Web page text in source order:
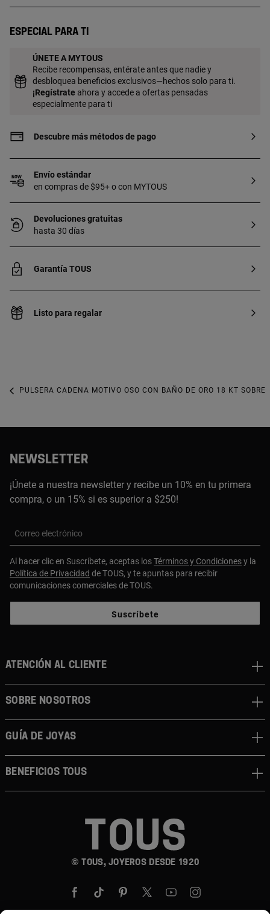
deslizante. Pieza fabricada con plata de
y 3 micras de espesor. Esta calidad
garantiza una mayor durabilidad de la
joya. Nota: Pieza elaborada con gemas
creadas en laboratorio.
Especial para ti
ÚNETE A MYTOUS
Recibe recompensas, entérate antes que nadie y
desbloquea beneficios exclusivos—hechos solo para ti.
¡Regístrate ahora y accede a ofertas pensadas
especialmente para ti
Descubre más métodos de pago
Envío estándar
en compras de $95+ o con MYTOUS
Devoluciones gratuitas
hasta 30 días
Garantía TOUS
Listo para regalar
PULSERA CADENA MOTIVO OSO CON BAÑO DE ORO 18 KT
NEWSLETTER
¡Únete a nuestra newsletter y recibe un 10% en tu primera
compra, o un 15% si es superior a $250!
Correo electrónico
Al hacer clic en Suscríbete, aceptas losTérminos y Condicionesy la
Política de Privacidad de TOUS, y te apuntas para recibir
comunicaciones comerciales de TOUS.
Suscríbete
© TOUS, JOYEROS DESDE 1920
ATENCIÓN AL CLIENTE
SOBRE NOSOTROS
GUÍA DE JOYAS
BENEFICIOS TOUS